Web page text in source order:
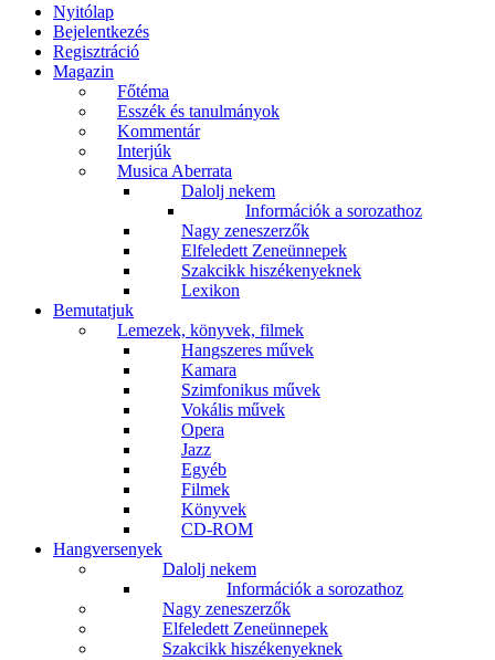
Nyitólap
Bejelentkezés
Regisztráció
Magazin
Főtéma
Esszék és tanulmányok
Kommentár
Interjúk
Musica Aberrata
Dalolj nekem
Információk a sorozathoz
Nagy zeneszerzők
Elfeledett Zeneünnepek
Szakcikk hiszékenyeknek
Lexikon
Bemutatjuk
Lemezek, könyvek, filmek
Hangszeres művek
Kamara
Szimfonikus művek
Vokális művek
Opera
Jazz
Egyéb
Filmek
Könyvek
CD-ROM
Hangversenyek
Dalolj nekem
Információk a sorozathoz
Nagy zeneszerzők
Elfeledett Zeneünnepek
Szakcikk hiszékenyeknek